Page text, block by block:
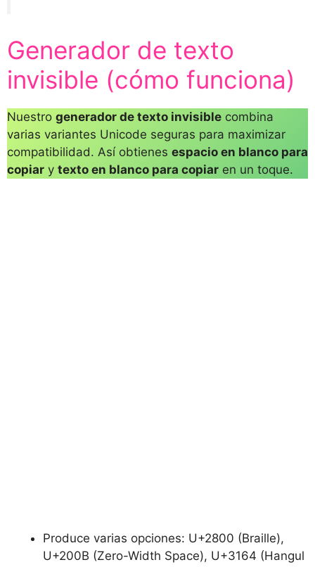
Generador de texto
invisible (cómo funciona)
Nuestro generador de texto invisible combina
varias variantes Unicode seguras para maximizar
compatibilidad. Así obtienes espacio en blanco para
copiar y texto en blanco para copiar en un toque.
Produce varias opciones: U+2800 (Braille),
U+200B (Zero-Width Space), U+3164 (Hangul